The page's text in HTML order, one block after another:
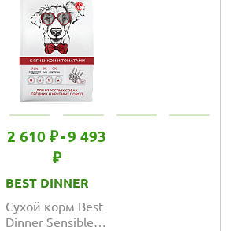
2 610 ₽-9 493
₽
BEST DINNER
Сухой корм Best
Dinner Sensible